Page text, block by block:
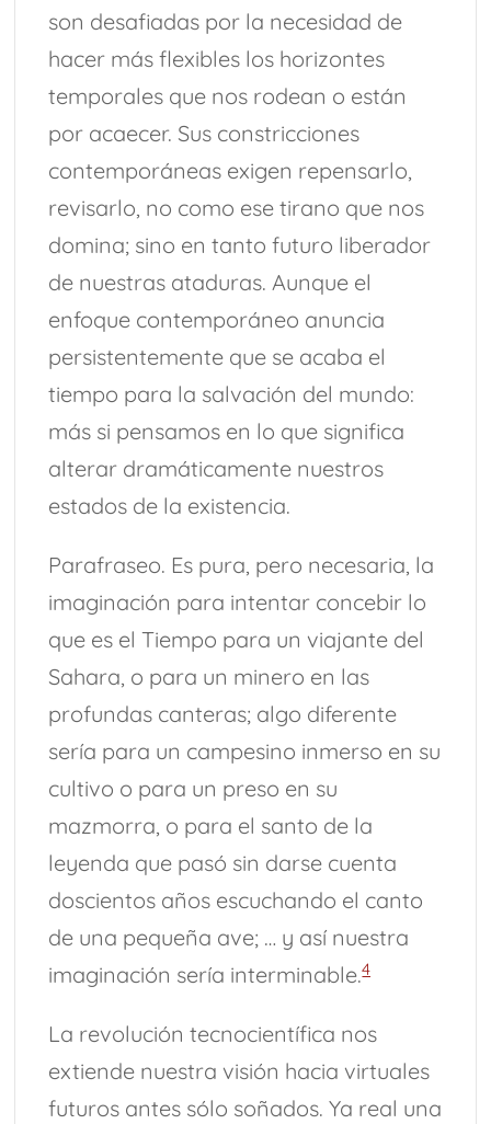
son desafiadas por la necesidad de
hacer más flexibles los horizontes
temporales que nos rodean o están
por acaecer. Sus constricciones
contemporáneas exigen repensarlo,
revisarlo, no como ese tirano que nos
domina; sino en tanto futuro liberador
de nuestras ataduras. Aunque el
enfoque contemporáneo anuncia
persistentemente que se acaba el
tiempo para la salvación del mundo:
más si pensamos en lo que significa
alterar dramáticamente nuestros
estados de la existencia.
Parafraseo. Es pura, pero necesaria, la
imaginación para intentar concebir lo
que es el Tiempo para un viajante del
Sahara, o para un minero en las
profundas canteras; algo diferente
sería para un campesino inmerso en su
cultivo o para un preso en su
mazmorra, o para el santo de la
leyenda que pasó sin darse cuenta
doscientos años escuchando el canto
de una pequeña ave; … y así nuestra
imaginación sería interminable.4
La revolución tecnocientífica nos
extiende nuestra visión hacia virtuales
futuros antes sólo soñados. Ya real una